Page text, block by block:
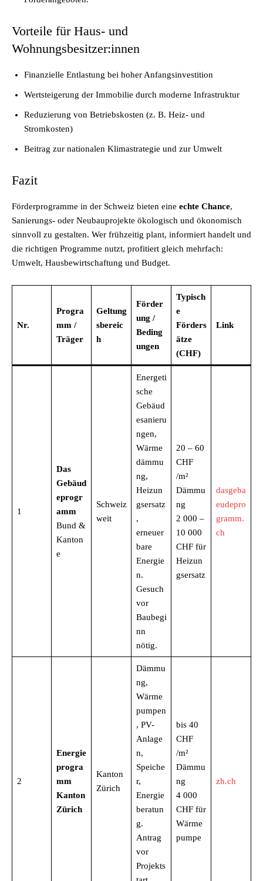
Vorteile für Haus- und
Wohnungsbesitzer:innen
Finanzielle Entlastung bei hoher Anfangsinvestition
Wertsteigerung der Immobilie durch moderne Infrastruktur
Reduzierung von Betriebskosten (z. B. Heiz- und
Stromkosten)
Beitrag zur nationalen Klimastrategie und zur Umwelt
Fazit
Förderprogramme in der Schweiz bieten eine echte Chance,
Sanierungs- oder Neubauprojekte ökologisch und ökonomisch
sinnvoll zu gestalten. Wer frühzeitig plant, informiert handelt und
die richtigen Programme nutzt, profitiert gleich mehrfach:
Umwelt, Hausbewirtschaftung und Budget.
Nr.
Progra
mm /
Träger
Geltung
sbereic
h
Förder
ung /
Beding
ungen
Typisch
e
Förders
ätze
(CHF)
Link
1
Das
Gebäud
eprogr
amm
Bund &
Kanton
e
Schweiz
weit
Energeti
sche
Gebäud
esanieru
ngen,
Wärme
dämmu
ng,
Heizun
gsersatz
,
erneuer
bare
Energie
n.
Gesuch
vor
Baubegi
nn
nötig.
20 – 60
CHF
/m²
Dämmu
ng
2 000 –
10 000
CHF für
Heizun
gsersatz
dasgeba
eudepro
gramm.
ch
2
Energie
progra
mm
Kanton
Zürich
Kanton
Zürich
Dämmu
ng,
Wärme
pumpen
, PV-
Anlage
n,
Speiche
r,
Energie
beratun
g.
Antrag
vor
Projekts
bis 40
CHF
/m²
Dämmu
ng
4 000
CHF für
Wärme
pumpe
zh.ch